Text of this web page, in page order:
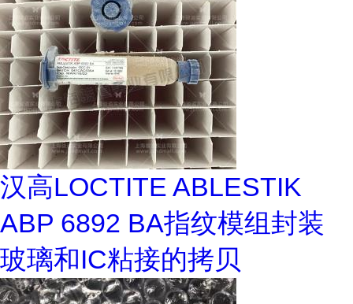
汉高LOCTITE ABLESTIK
ABP 6892 BA指纹模组封装
玻璃和IC粘接的拷贝